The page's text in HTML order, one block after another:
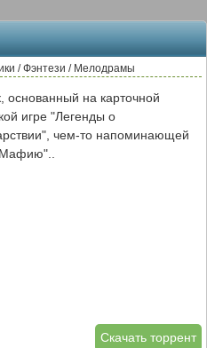
/ Фэнтези / Мелодрамы
основанный на карточной
игре "Легенды о
чем-то напоминающей
Скачать торрент